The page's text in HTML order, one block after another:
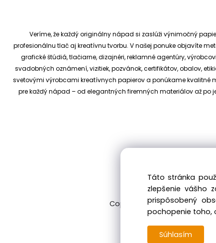
Veríme, že každý originálny nápad si zaslúži výnimočný
profesionálnu tlač aj kreatívnu tvorbu. V našej ponuke objavíte
grafické štúdiá, tlačiarne, dizajnéri, reklamné agentúry,
svadobných oznámení, vizitiek, pozvánok, certifikátov, obalov,
svetovými výrobcami kreatívnych papierov a ponúkame kvalitné
pre každý nápad – od elegantných firemných materiálov až po
Copyright © 2017
Táto stránka
zlepšenie vášho
prispôsobený
pochopenie toho,
Súhlasím